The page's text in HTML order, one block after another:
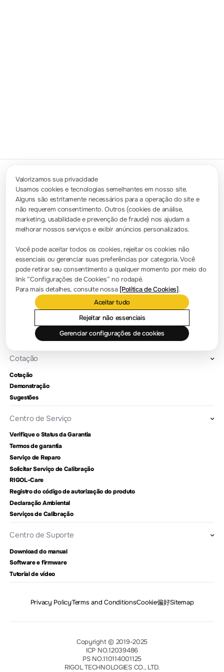
Valorizamos sua privacidade
Usamos cookies e tecnologias semelhantes em nosso site.
Alguns são estritamente necessários para a operação do site e
não requerem consentimento. Outros (cookies de análise,
marketing, usabilidade e prevenção de fraude) nos ajudam a
melhorar nossos serviços e exibir anúncios personalizados.
Você pode aceitar todos os cookies, rejeitar os cookies não
essenciais ou gerenciar suas preferências por categoria. Você
pode retirar seu consentimento a qualquer momento por meio do
link “Configurações de Cookies” no rodapé.
Para mais detalhes, consulte nossa [Política de Cookies].
Aceitar tudo
Rejeitar não essenciais
Gerenciar configurações de cookies
Contate-nos
info.br@rigol.com
service.global@rigol.com
Sala de Imprensa
Notícias da empresa
Apresentação da empresa
Localização e instalações
Consulta de revendedores
RIGOL Academy
Cotação
Cotação
Demonstração
Sugestões
Centro de Serviço
Verifique o Status da Garantia
Termos de garantia
Serviço de Reparo
Solicitar Serviço de Calibração
RIGOL-Care
Registro do código de autorização do produto
Declaração Ambiental
Serviços de Calibração
Centro de Suporte
Download do manual
Software e firmware
Tutorial de vídeo
Privacy PolicyTerms and ConditionsCookie偏好Sitemap
Copyright © 2019-2025
ICP NO.12039486
PS NO.110114001125
RIGOL TECHNOLOGIES CO., LTD.